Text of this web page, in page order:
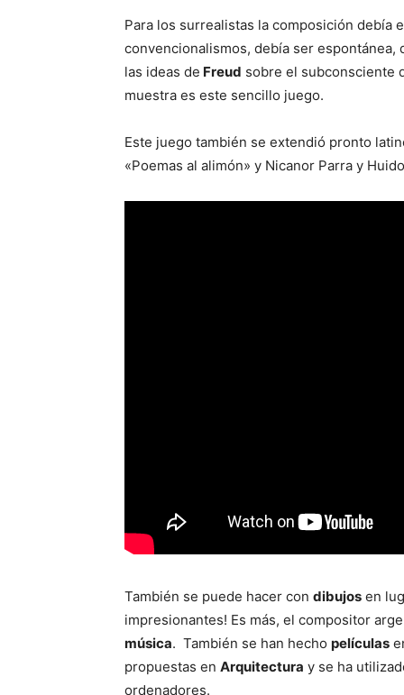
Para los surrealistas la composición debía
convencionalismos, debía ser
las ideas de Freud sobre el subconsciente
muestra es este sencillo juego.
Este juego también se extendió pronto
«Poemas al alimón» y Nicanor Parra y
También se puede hacer con dibujos en
impresionantes! Es más, el compositor
música. También se han hecho películas
propuestas en Arquitectura y se ha
ordenadores.